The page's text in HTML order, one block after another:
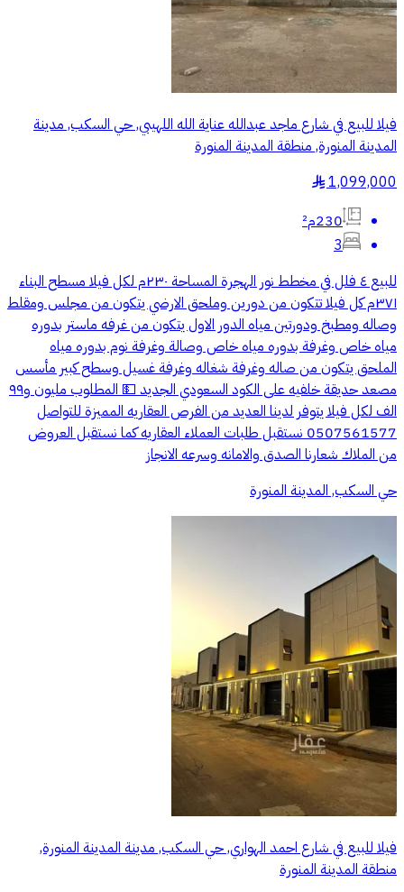
فيلا للبيع في شارع ماجد عبدالله عناية الله اللهيبي, حي السكب, مدينة
المدينة المنورة, منطقة المدينة المنورة
1,099,000
§
230م²
3
للبيع ٤ فلل في مخطط نور الهجرة المساحة ٢٣٠م لكل فيلا مسطح البناء
٣٧١م كل فيلا تتكون من دورين وملحق الارضي يتكون من مجلس ومقلط
وصاله ومطبخ ودورتين مياه الدور الاول يتكون من غرفه ماستر بدوره
مياه خاص وغرفة بدوره مياه خاص وصالة وغرفة نوم بدوره مياه
الملحق يتكون من صاله وغرفة شغاله وغرفة غسيل وسطح كبير مأسس
مصعد حديقة خلفيه على الكود السعودي الجديد 💵 المطلوب مليون و٩٩
الف لكل فيلا يتوفر لدينا العديد من الفرص العقاريه المميزة للتواصل
0507561577 نستقبل طلبات العملاء العقاريه كما نستقبل العروض
من الملاك شعارنا الصدق والامانه وسرعه الانجاز
حي السكب, المدينة المنورة
فيلا للبيع في شارع احمد الهواري, حي السكب, مدينة المدينة المنورة,
منطقة المدينة المنورة